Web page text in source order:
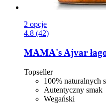
2 opcje
4.8 (42)
MAMA's Ajvar
Topseller
100% naturalnych
Autentyczny smak
Wegański